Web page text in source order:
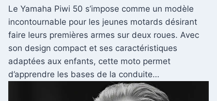
Le Yamaha Piwi 50 s’impose comme un modèle
incontournable pour les jeunes motards désirant
faire leurs premières armes sur deux roues. Avec
son design compact et ses caractéristiques
adaptées aux enfants, cette moto permet
d’apprendre les bases de la conduite…